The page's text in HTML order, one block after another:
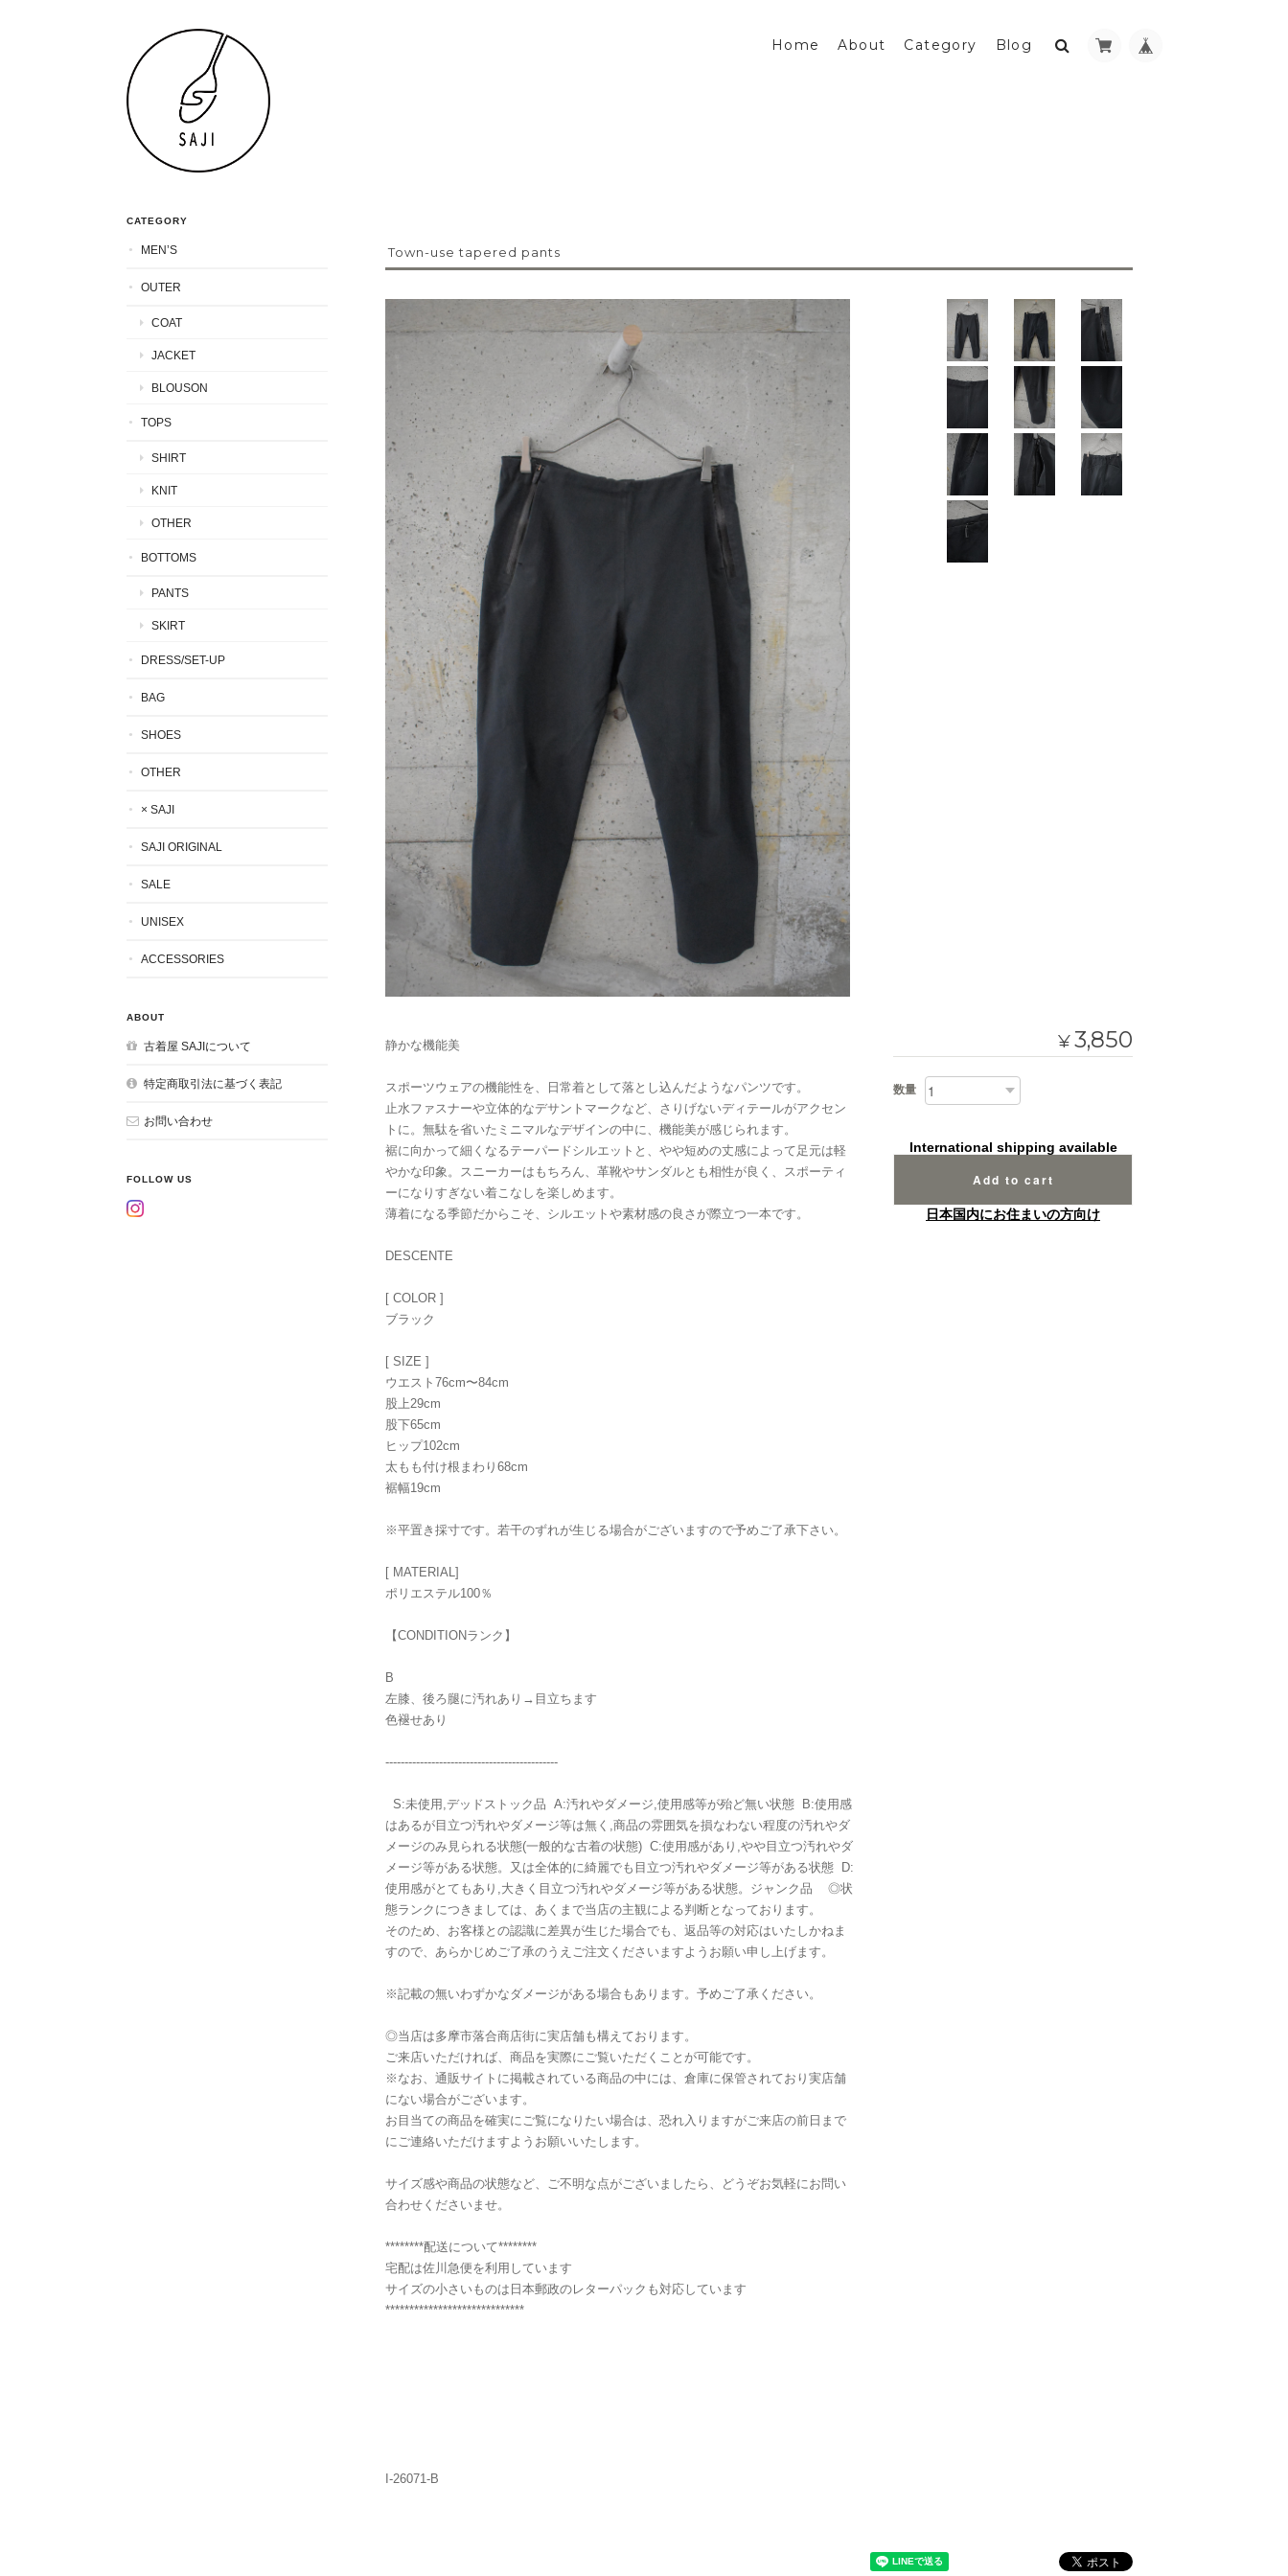
Home About Category Blog
Town-use tapered pants
静かな機能美
スポーツウェアの機能性を、日常着として落とし込んだようなパンツです。
止水ファスナーや立体的なデサントマークなど、さりげないディテールがアクセン
トに。無駄を省いたミニマルなデザインの中に、機能美が感じられます。
裾に向かって細くなるテーパードシルエットと、やや短めの丈感によって足元は軽
やかな印象。スニーカーはもちろん、革靴やサンダルとも相性が良く、スポーティ
ーになりすぎない着こなしを楽しめます。
薄着になる季節だからこそ、シルエットや素材感の良さが際立つ一本です。
DESCENTE
[ COLOR ]
ブラック
[ SIZE ]
ウエスト76cm〜84cm
股上29cm
股下65cm
ヒップ102cm
太もも付け根まわり68cm
裾幅19cm
※平置き採寸です。若干のずれが生じる場合がございますので予めご了承下さい。
[ MATERIAL]
ポリエステル100％
【CONDITIONランク】
B
左膝、後ろ腿に汚れあり→目立ちます
色褪せあり
---------------------------------------------
S:未使用,デッドストック品 A:汚れやダメージ,使用感等が殆ど無い状態 B:使用感
はあるが目立つ汚れやダメージ等は無く,商品の雰囲気を損なわない程度の汚れやダ
メージのみ見られる状態(一般的な古着の状態) C:使用感があり,やや目立つ汚れやダ
メージ等がある状態。又は全体的に綺麗でも目立つ汚れやダメージ等がある状態 D:
使用感がとてもあり,大きく目立つ汚れやダメージ等がある状態。ジャンク品 ◎状
態ランクにつきましては、あくまで当店の主観による判断となっております。
そのため、お客様との認識に差異が生じた場合でも、返品等の対応はいたしかねま
すので、あらかじめご了承のうえご注文くださいますようお願い申し上げます。
※記載の無いわずかなダメージがある場合もあります。予めご了承ください。
◎当店は多摩市落合商店街に実店舗も構えております。
ご来店いただければ、商品を実際にご覧いただくことが可能です。
※なお、通販サイトに掲載されている商品の中には、倉庫に保管されており実店舗
にない場合がございます。
お目当ての商品を確実にご覧になりたい場合は、恐れ入りますがご来店の前日まで
にご連絡いただけますようお願いいたします。
サイズ感や商品の状態など、ご不明な点がございましたら、どうぞお気軽にお問い
合わせくださいませ。
********配送について********
宅配は佐川急便を利用しています
サイズの小さいものは日本郵政のレターパックも対応しています
*****************************
I-26071-B
¥3,850
数量
International shipping available
Add to cart
日本国内にお住まいの方向け
CATEGORY
MEN’S
OUTER
COAT
JACKET
BLOUSON
TOPS
SHIRT
KNIT
OTHER
BOTTOMS
PANTS
SKIRT
DRESS/SET-UP
BAG
SHOES
OTHER
× SAJI
SAJI ORIGINAL
SALE
UNISEX
ACCESSORIES
ABOUT
古着屋 SAJIについて
特定商取引法に基づく表記
お問い合わせ
FOLLOW US